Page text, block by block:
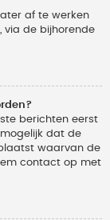
af te werken
via de bijhorende
berichten eerst
dat de
waarvan de
contact op met